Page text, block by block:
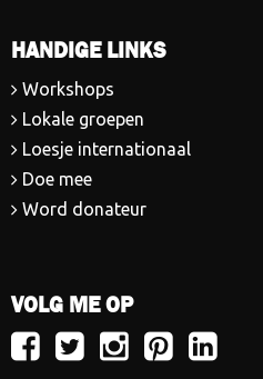
HANDIGE LINKS
Workshops
Lokale groepen
Loesje internationaal
Doe mee
Word donateur
VOLG ME OP
VolgVolgVolgVolgVolg